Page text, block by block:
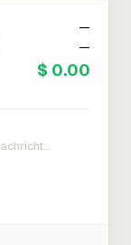
—
—
$ 0.00